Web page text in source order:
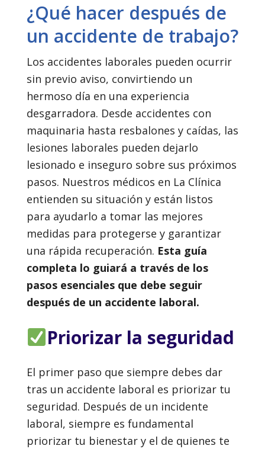
¿Qué hacer después de
un accidente de trabajo?
Los accidentes laborales pueden ocurrir
sin previo aviso, convirtiendo un
hermoso día en una experiencia
desgarradora. Desde accidentes con
maquinaria hasta resbalones y caídas, las
lesiones laborales pueden dejarlo
lesionado e inseguro sobre sus próximos
pasos. Nuestros médicos en La Clínica
entienden su situación y están listos
para ayudarlo a tomar las mejores
medidas para protegerse y garantizar
una rápida recuperación. Esta guía
completa lo guiará a través de los
pasos esenciales que debe seguir
después de un accidente laboral.
Priorizar la seguridad
El primer paso que siempre debes dar
tras un accidente laboral es priorizar tu
seguridad. Después de un incidente
laboral, siempre es fundamental
priorizar tu bienestar y el de quienes te